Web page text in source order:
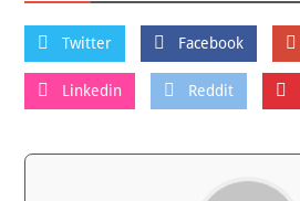
Twitter Facebook
Linkedin Reddit